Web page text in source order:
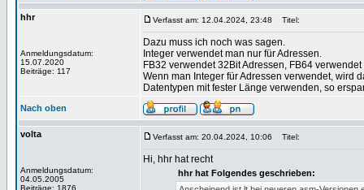
hhr
Anmeldungsdatum:
15.07.2020
Beiträge: 117
Verfasst am: 12.04.2024, 23:48 Titel:
Dazu muss ich noch was sagen.
Integer verwendet man nur für Adressen.
FB32 verwendet 32Bit Adressen, FB64
Wenn man Integer für Adressen verwendet, wird
Datentypen mit fester Länge verwenden, so
Nach oben
volta
Anmeldungsdatum:
04.05.2005
Beiträge: 1876
Verfasst am: 20.04.2024, 10:06 Titel:
Hi, hhr hat recht
hhr hat Folgendes geschrieben: